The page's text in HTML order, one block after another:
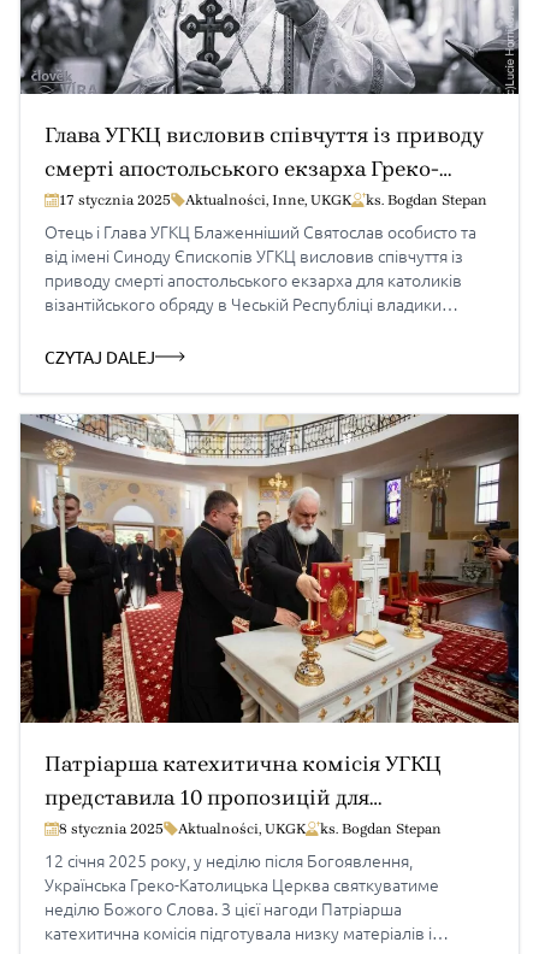
Глава УГКЦ висловив співчуття із приводу
смерті апостольського екзарха Греко-
Католицької Церкви в Чехії
17 stycznia 2025 Aktualności, Inne, UKGK ks. Bogdan Stepan
Отець і Глава УГКЦ Блаженніший Святослав особисто та
від імені Синоду Єпископів УГКЦ висловив співчуття із
приводу смерті апостольського екзарха для католиків
візантійського обряду в Чеській Республіці владики
У листі до протосинкела та всіх вірних Апостольського
поділився глибоким сумом від передчасного відходу
преосвященного […]
CZYTAJ DALEJ
Патріарша катехитична комісія УГКЦ
представила 10 пропозицій для
святкування неділі Божого Слова
8 stycznia 2025 Aktualności, UKGK ks. Bogdan Stepan
12 січня 2025 року, у неділю після Богоявлення,
Українська Греко-Католицька Церква святкуватиме
неділю Божого Слова. З цієї нагоди Патріарша
катехитична комісія підготувала низку матеріалів і